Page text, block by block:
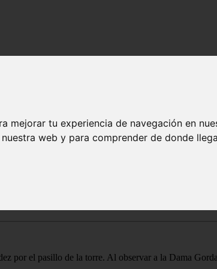
mejorar tu experiencia de navegación en
web y para comprender de donde
Potter
y diversión. Quizás algo me ha abducido, pero
lo tienen.
por el pasillo de la torre. Al observar a la Dama